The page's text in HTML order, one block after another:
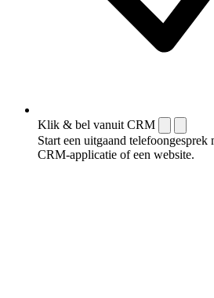
Klik & bel vanuit CRM
Start een uitgaand
CRM-applicatie of een website.